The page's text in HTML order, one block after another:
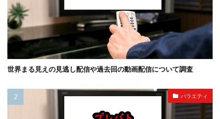
世界まる見えの見逃し配信や過去回の動画配信について調査
バラエティ